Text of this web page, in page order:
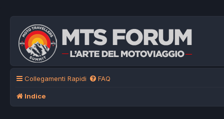
Collegamenti Rapidi FAQ
Indice